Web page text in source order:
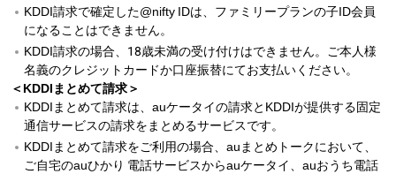
KDDI請求で確定した@nifty IDは、ファミリープランの子ID会員
になることはできません。
KDDI請求の場合、18歳未満の受け付けはできません。ご本人様
名義のクレジットカードか口座振替にてお支払いください。
＜KDDIまとめて請求＞
KDDIまとめて請求は、auケータイの請求とKDDIが提供する固定
通信サービスの請求をまとめるサービスです。
KDDIまとめて請求をご利用の場合、auまとめトークにおいて、
ご自宅のauひかり 電話サービスからauケータイ、auおうち電話